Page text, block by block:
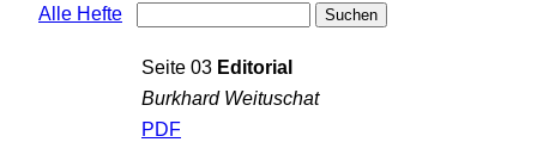
Alle Hefte
Seite 03 Editorial
Burkhard Weituschat
PDF